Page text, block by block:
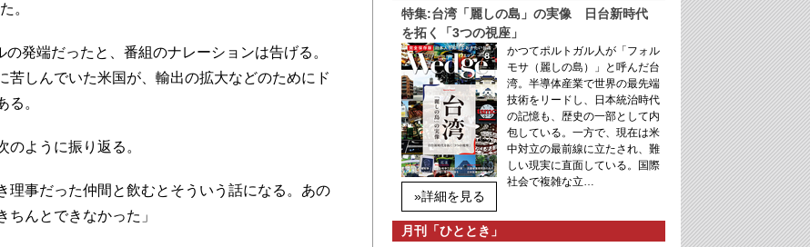
。
発端だったと、番組のナレーションは告げる。
苦しんでいた米国が、輸出の拡大などのためにド
る。
ように振り返る。
事だった仲間と飲むとそういう話になる。あの
んとできなかった」
特集:台湾「麗しの島」の実像 日台新時代
を拓く「3つの視座」
»詳細を見る
かつてポルトガル人が「フォル
モサ（麗しの島）」と呼んだ台
湾。半導体産業で世界の最先端
技術をリードし、日本統治時代
の記憶も、歴史の一部として内
包している。一方で、現在は米
中対立の最前線に立たされ、難
しい現実に直面している。国際
社会で複雑な立…
月刊「ひととき」